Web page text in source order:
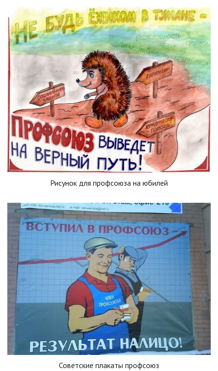
Рисунок для профсоюза на юбилей
Советские плакаты профсоюз